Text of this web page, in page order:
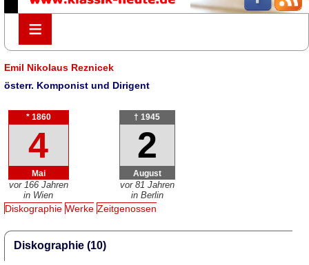
≡
≡
Emil Nikolaus Reznicek
österr. Komponist und Dirigent
* 1860
4
Mai
vor 166 Jahren
in Wien
† 1945
2
August
vor 81 Jahren
in Berlin
Diskographie Werke Zeitgenossen
Diskographie (10)